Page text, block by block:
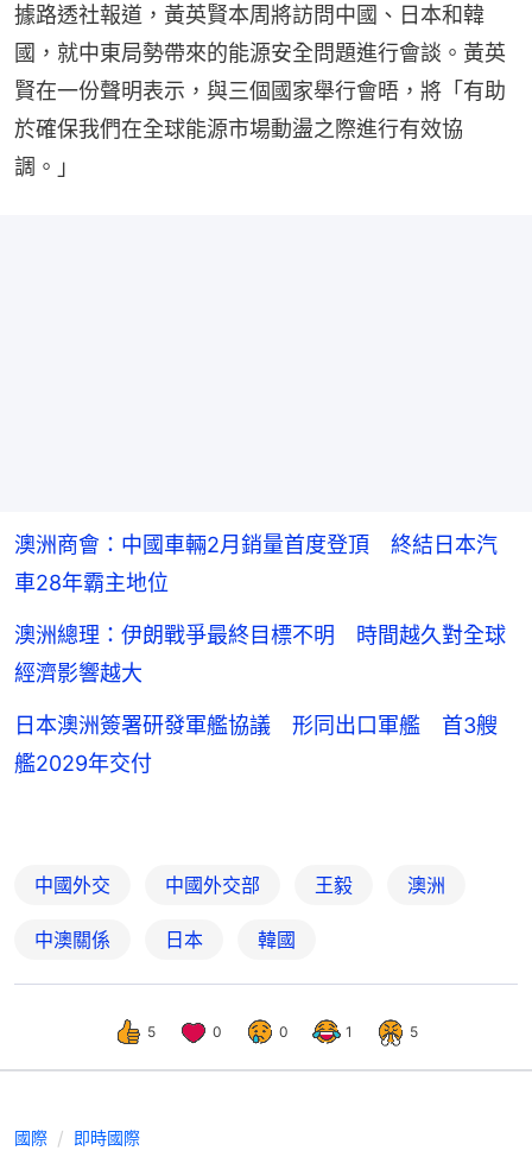
據路透社報道，黃英賢本周將訪問中國、日本和韓
國，就中東局勢帶來的能源安全問題進行會談。黃英
賢在一份聲明表示，與三個國家舉行會晤，將「有助
於確保我們在全球能源市場動盪之際進行有效協
調。」
澳洲商會：中國車輛2月銷量首度登頂 終結日本汽
車28年霸主地位
澳洲總理：伊朗戰爭最終目標不明 時間越久對全球
經濟影響越大
日本澳洲簽署研發軍艦協議 形同出口軍艦 首3艘
艦2029年交付
中國外交 中國外交部 王毅 澳洲
中澳關係 日本 韓國
5 0 0 1 5
國際 即時國際